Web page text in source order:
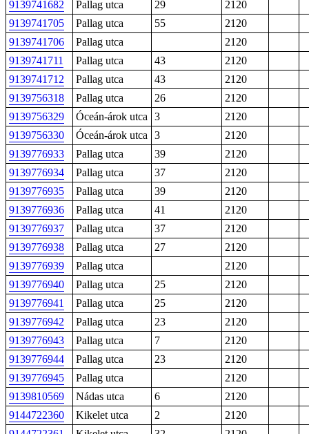
9139741682
Pallag utca 29
2120
9139741705
Pallag utca 55
2120
9139741706
Pallag utca
2120
9139741711
Pallag utca 43
2120
9139741712
Pallag utca 43
2120
9139756318
Pallag utca 26
2120
9139756329
Óceán-árok utca 3
2120
9139756330
Óceán-árok utca 3
2120
9139776933
Pallag utca 39
2120
9139776934
Pallag utca 37
2120
9139776935
Pallag utca 39
2120
9139776936
Pallag utca 41
2120
9139776937
Pallag utca 37
2120
9139776938
Pallag utca 27
2120
9139776939
Pallag utca
2120
9139776940
Pallag utca 25
2120
9139776941
Pallag utca 25
2120
9139776942
Pallag utca 23
2120
9139776943
Pallag utca 7
2120
9139776944
Pallag utca 23
2120
9139776945
Pallag utca
2120
9139810569
Nádas utca 6
2120
9144722360
Kikelet utca 2
2120